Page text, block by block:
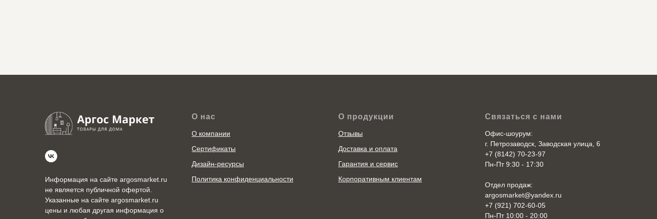
Информация на сайте argosmarket.ru
не является публичной офертой.
Указанные на сайте argosmarket.ru
цены и любая другая информация о
О нас
О компании
Сертификаты
Дизайн-ресурсы
Политика конфиденциальности
О продукции
Отзывы
Доставка и оплата
Гарантия и сервис
Корпоративным клиентам
Связаться с нами
Офис-шоурум:
г. Петрозаводск, Заводская улица, 6
+7 (8142) 70-23-97
Пн-Пт 9:30 - 17:30
Отдел продаж:
argosmarket@yandex.ru
+7 (921) 702-60-05
Пн-Пт 10:00 - 20:00